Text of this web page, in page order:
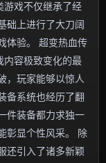
游戏不仅继承了经
础上进行了大刀阔
体验。 超变热血传
内容极致变化的最
，玩家能够以惊人
备系统也经历了翻
件装备都力求独一
彰显个性风采。 除
还引入了诸多新颖